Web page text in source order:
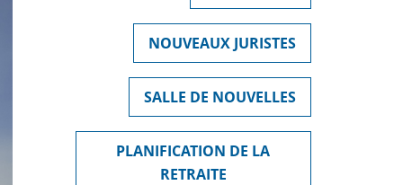
NOUVEAUX JURISTES
SALLE DE NOUVELLES
PLANIFICATION DE LA
RETRAITE